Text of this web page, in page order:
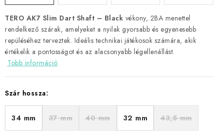
TERO AK7 Slim Dart Shaft – Black vékony, 2BA menettel
rendelkező szárak, amelyeket a nyilak gyorsabb és egyenesebb
repüléséhez terveztek. Ideális technikai játékosok számára, akik
értékelik a pontosságot és az alacsonyabb légellenállást.
Több információ
Szár hossza:
34 mm 37 mm 40 mm 32 mm 43,5 mm